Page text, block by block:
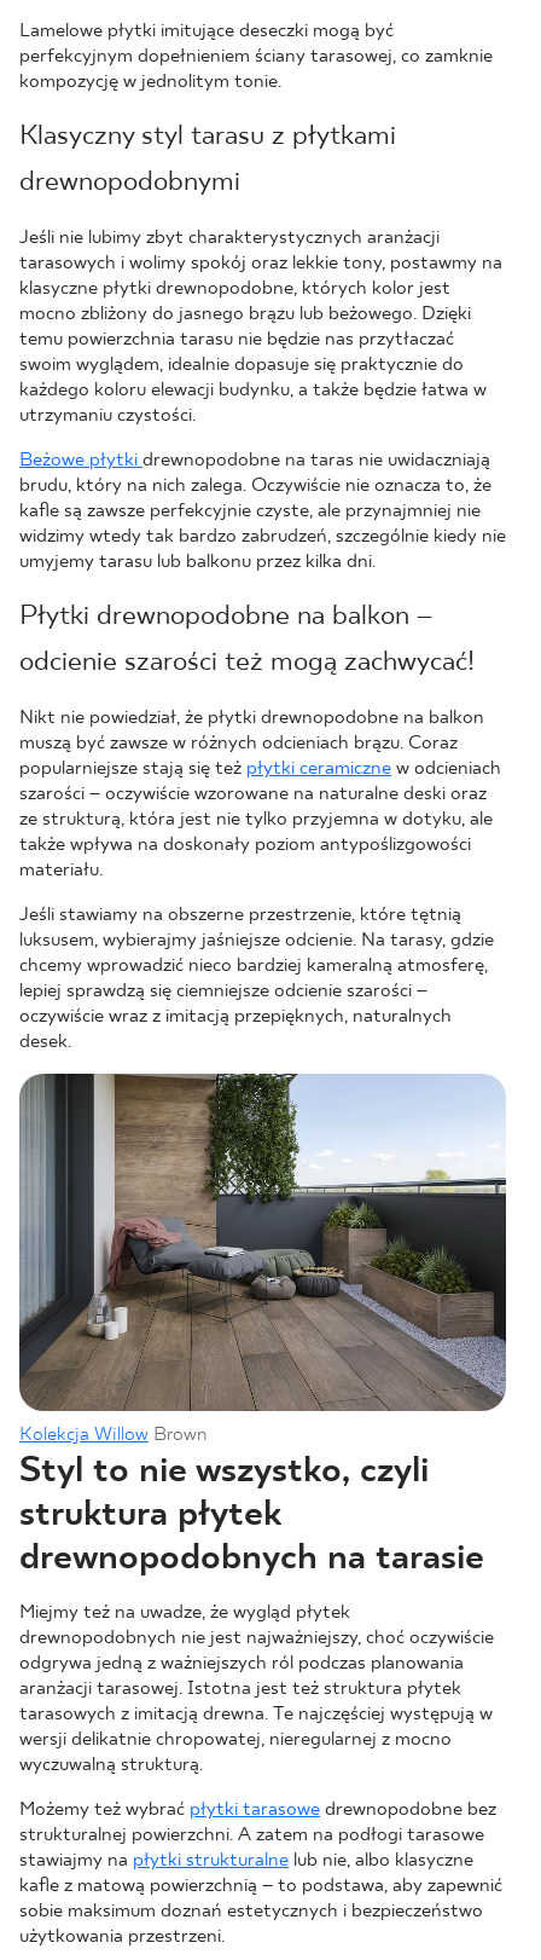
Lamelowe płytki imitujące deseczki mogą być
perfekcyjnym dopełnieniem ściany tarasowej, co zamknie
kompozycję w jednolitym tonie.
Klasyczny styl tarasu z płytkami
drewnopodobnymi
Jeśli nie lubimy zbyt charakterystycznych aranżacji
tarasowych i wolimy spokój oraz lekkie tony, postawmy na
klasyczne płytki drewnopodobne, których kolor jest
mocno zbliżony do jasnego brązu lub beżowego. Dzięki
temu powierzchnia tarasu nie będzie nas przytłaczać
swoim wyglądem, idealnie dopasuje się praktycznie do
każdego koloru elewacji budynku, a także będzie łatwa w
utrzymaniu czystości.
Beżowe płytki drewnopodobne na taras nie uwidaczniają
brudu, który na nich zalega. Oczywiście nie oznacza to, że
kafle są zawsze perfekcyjnie czyste, ale przynajmniej nie
widzimy wtedy tak bardzo zabrudzeń, szczególnie kiedy nie
umyjemy tarasu lub balkonu przez kilka dni.
Płytki drewnopodobne na balkon –
odcienie szarości też mogą zachwycać!
Nikt nie powiedział, że płytki drewnopodobne na balkon
muszą być zawsze w różnych odcieniach brązu. Coraz
popularniejsze stają się też płytki ceramiczne w odcieniach
szarości – oczywiście wzorowane na naturalne deski oraz
ze strukturą, która jest nie tylko przyjemna w dotyku, ale
także wpływa na doskonały poziom antypoślizgowości
materiału.
Jeśli stawiamy na obszerne przestrzenie, które tętnią
luksusem, wybierajmy jaśniejsze odcienie. Na tarasy, gdzie
chcemy wprowadzić nieco bardziej kameralną atmosferę,
lepiej sprawdzą się ciemniejsze odcienie szarości –
oczywiście wraz z imitacją przepięknych, naturalnych
desek.
Kolekcja Willow Brown
Styl to nie wszystko, czyli
struktura płytek
drewnopodobnych na tarasie
Miejmy też na uwadze, że wygląd płytek
drewnopodobnych nie jest najważniejszy, choć oczywiście
odgrywa jedną z ważniejszych ról podczas planowania
aranżacji tarasowej. Istotna jest też struktura płytek
tarasowych z imitacją drewna. Te najczęściej występują w
wersji delikatnie chropowatej, nieregularnej z mocno
wyczuwalną strukturą.
Możemy też wybrać płytki tarasowe drewnopodobne bez
strukturalnej powierzchni. A zatem na podłogi tarasowe
stawiajmy na płytki strukturalne lub nie, albo klasyczne
kafle z matową powierzchnią – to podstawa, aby zapewnić
sobie maksimum doznań estetycznych i bezpieczeństwo
użytkowania przestrzeni.